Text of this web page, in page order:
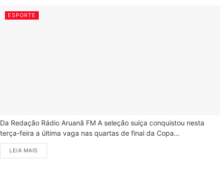
ESPORTE
Da Redação Rádio Aruanã FM A seleção suíça conquistou nesta
terça-feira a última vaga nas quartas de final da Copa...
LEIA MAIS